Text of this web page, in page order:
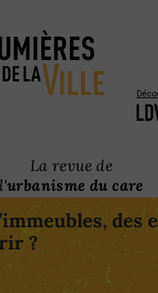
La revue de
l'urbanisme du care
des
?